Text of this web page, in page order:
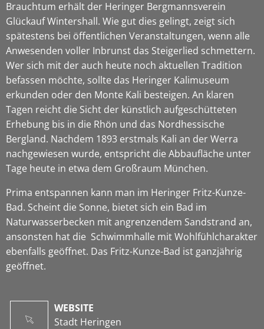
Brauchtum erhält der Heringer Bergmannsverein
Glückauf Wintershall. Wie gut dies gelingt, zeigt sich
spätestens bei öffentlichen Veranstaltungen, wenn alle
Anwesenden voller Inbrunst das Steigerlied schmettern.
Wer sich mit der auch heute noch aktuellen Tradition
befassen möchte, sollte das Heringer Kalimuseum
erkunden oder den Monte Kali besteigen. An klaren
Tagen reicht die Sicht der künstlich aufgeschütteten
Erhebung bis in die Rhön und das Nordhessische
Bergland. Nachdem 1893 erstmals Kali an der Werra
nachgewiesen wurde, entspricht die Abbaufläche unter
Tage heute in etwa dem Großraum München.
Prima entspannen kann man im Heringer Fritz-Kunze-
Bad. Scheint die Sonne, bietet sich ein Bad im
Naturwasserbecken mit angrenzendem Sandstrand an,
ansonsten hat die Schwimmhalle mit Wohlfühlcharakter
ebenfalls geöffnet. Das Fritz-Kunze-Bad ist ganzjährig
geöffnet.
WEBSITE
Stadt Heringen